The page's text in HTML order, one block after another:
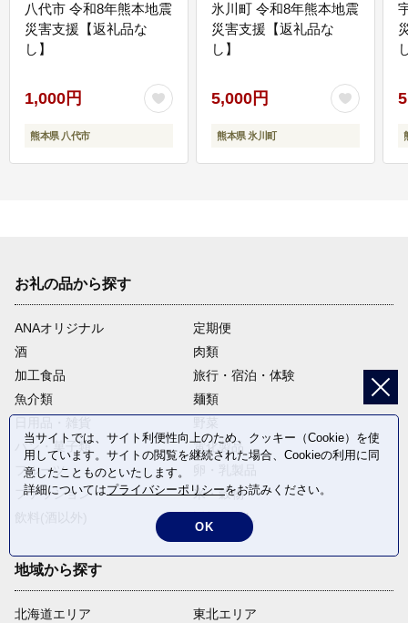
八代市 令和8年熊本地震
災害支援【返礼品な
し】
1,000円
熊本県 八代市
氷川町 令和8年熊本地震
災害支援【返礼品な
し】
5,000円
熊本県 氷川町
お礼の品から探す
ANAオリジナル
定期便
酒
肉類
加工食品
旅行・宿泊・体験
魚介類
麺類
パン・菓子類
電化製品
フルーツ
ファッション
米・穀物
返礼品なし
地域から探す
北海道エリア
東北エリア
当サイトでは、サイト利便性向上のため、クッキー（Cookie）を使
用しています。サイトの閲覧を継続された場合、Cookieの利用に同
意したことものといたします。
詳細についてはプライバシーポリシーをお読みください。
OK